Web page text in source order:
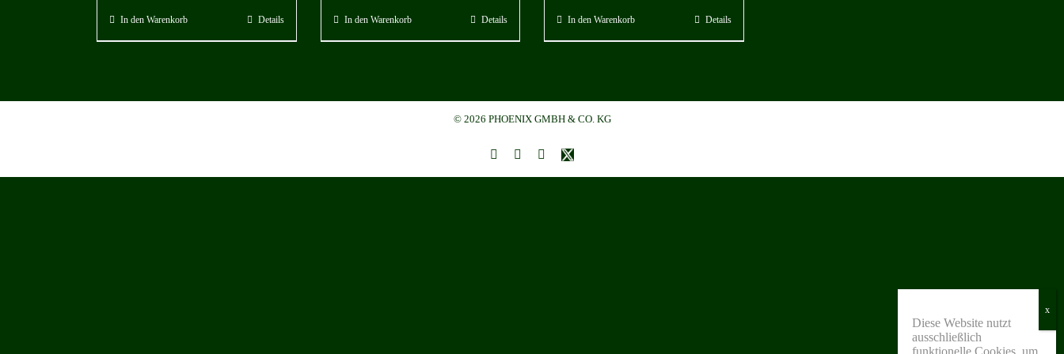
In den Warenkorb Details
war:
1.680,00 €
ist:
1.500,00 €.
In den Warenkorb Details In den Warenkorb Details
© 2026 PHOENIX GMBH & CO. KG
InstagramYouTubeLinkedIn
Benutzerdefiniert
Diese Website nutzt
ausschließlich
funktionelle Cookies, um